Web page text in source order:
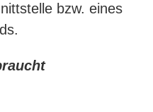
bzw. eines